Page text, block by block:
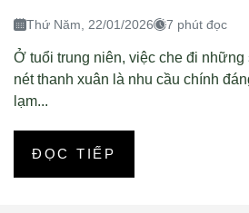
Thứ Năm, 22/01/2026 7 phút đọc
Ở tuổi trung niên, việc che đi
nét thanh xuân là nhu cầu chính
lạm...
ĐỌC TIẾP